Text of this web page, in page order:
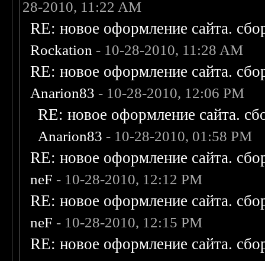
28-2010, 11:22 AM
RE: новое оформление сайта.
Rockation - 10-28-2010, 11:28 AM
RE: новое оформление сайта.
Anarion83 - 10-28-2010, 12:06 PM
RE: новое оформление сайта.
Anarion83 - 10-28-2010, 01:58 PM
RE: новое оформление сайта.
neF - 10-28-2010, 12:12 PM
RE: новое оформление сайта.
neF - 10-28-2010, 12:15 PM
RE: новое оформление сайта.